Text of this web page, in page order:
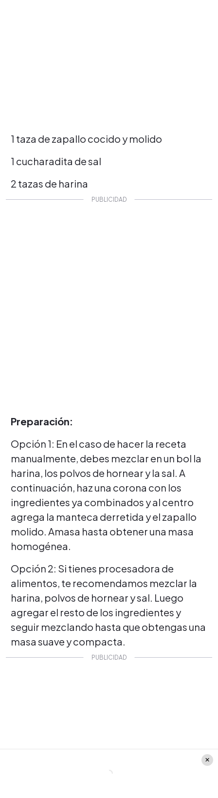
1 taza de zapallo cocido y molido
1 cucharadita de sal
2 tazas de harina
Preparación:
Opción 1: En el caso de hacer la receta
manualmente, debes mezclar en un bol la
harina, los polvos de hornear y la sal. A
continuación, haz una corona con los
ingredientes ya combinados y al centro
agrega la manteca derretida y el zapallo
molido. Amasa hasta obtener una masa
homogénea.
Opción 2: Si tienes procesadora de
alimentos, te recomendamos mezclar la
harina, polvos de hornear y sal. Luego
agregar el resto de los ingredientes y
seguir mezclando hasta que obtengas una
masa suave y compacta.